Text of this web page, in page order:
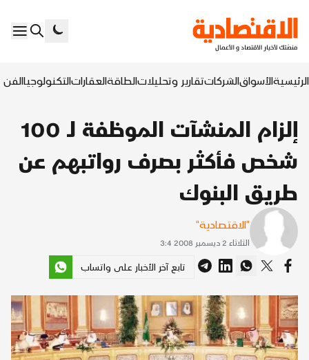
الرئيسيةالأسواقالشركاتتقارير وتحليلاتالطاقةالعقاراتالتكنولوجياالفن
إلزام المنشآت الموظفة لـ 100
شخص فأكثر بصرف رواتبهم عن
طريق البنوك
"الاقتصادية"
الثلاثاء 2 ديسمبر 2008 3:4
تابع آخر الأخبار على واتساب